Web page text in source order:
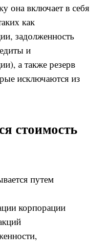
она включает в себя
как
задолженность
и
а также резерв
исключаются из
стоимость
путем
корпорации